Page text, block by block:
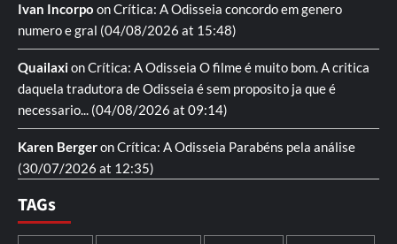
Ivan Incorpo onCrítica: A Odisseia concordo em genero
numero e gral (04/08/2026 at 15:48)
QuailaxionCrítica: A Odisseia O filme é muito bom. A critica
daquela tradutora de Odisseia é sem proposito ja que é
necessario... (04/08/2026 at 09:14)
Karen BergeronCrítica: A Odisseia Parabéns pela análise
(30/07/2026 at 12:35)
TAGs